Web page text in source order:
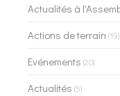
Actualités à
Actions de terrain (19)
Evénements (20)
Actualités (5)